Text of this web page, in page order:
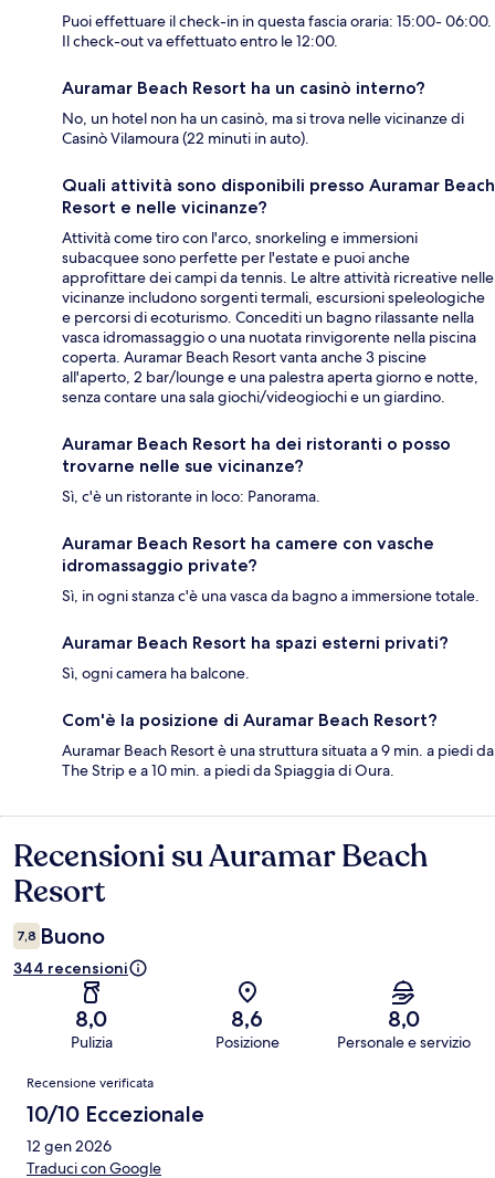
Puoi effettuare il check-in in questa fascia oraria: 15:00- 06:00.
Il check-out va effettuato entro le 12:00.
Auramar Beach Resort ha un casinò interno?
No, un hotel non ha un casinò, ma si trova nelle vicinanze di
Casinò Vilamoura (22 minuti in auto).
Quali attività sono disponibili presso Auramar Beach
Resort e nelle vicinanze?
Attività come tiro con l'arco, snorkeling e immersioni
subacquee sono perfette per l'estate e puoi anche
approfittare dei campi da tennis. Le altre attività ricreative nelle
vicinanze includono sorgenti termali, escursioni speleologiche
e percorsi di ecoturismo. Concediti un bagno rilassante nella
vasca idromassaggio o una nuotata rinvigorente nella piscina
coperta. Auramar Beach Resort vanta anche 3 piscine
all'aperto, 2 bar/lounge e una palestra aperta giorno e notte,
senza contare una sala giochi/videogiochi e un giardino.
Auramar Beach Resort ha dei ristoranti o posso
trovarne nelle sue vicinanze?
Sì, c'è un ristorante in loco: Panorama.
Auramar Beach Resort ha camere con vasche
idromassaggio private?
Sì, in ogni stanza c'è una vasca da bagno a immersione totale.
Auramar Beach Resort ha spazi esterni privati?
Sì, ogni camera ha balcone.
Com'è la posizione di Auramar Beach Resort?
Auramar Beach Resort è una struttura situata a 9 min. a piedi da
The Strip e a 10 min. a piedi da Spiaggia di Oura.
Recensioni
Recensioni su Auramar Beach
Resort
7,8 Buono
344 recensioni
8,0
Pulizia
8,6
Posizione
8,0
Personale e servizio
Recensioni
Recensione verificata
10/10 Eccezionale
12 gen 2026
Traduci con Google